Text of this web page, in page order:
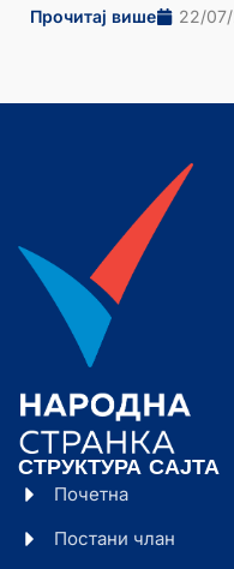
Прочитај више
22/
СТРУКТУРА САЈТА
Почетна
Постани члан